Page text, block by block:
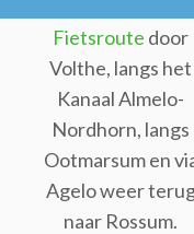
Fietsroute door
Volthe, langs het
Kanaal Almelo-
Nordhorn, langs
Ootmarsum en
Agelo weer
naar Rossum.